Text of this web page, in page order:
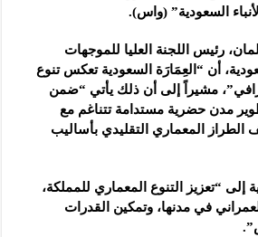
السعودية” (واس).
رئيس اللجنة العليا للموجهات
أن “العِمَارَة السعودية تعكس تنوع
مشيراً إلى أن ذلك يأتي “ضمن
مدن حضرية مستدامة تتناغم مع
الطراز المعماري التقليدي بأساليب
إلى “تعزيز التنوع المعماري للمملكة،
في مدنها، وتمكين القدرات